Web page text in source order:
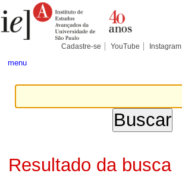
para
conteúdo.
Pessoais
Cadastre-se YouTube Instagram
menu
Resultado da busca